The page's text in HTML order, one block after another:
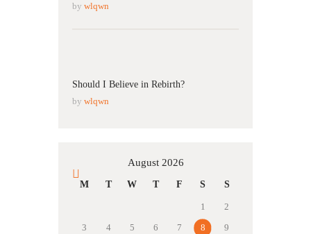
by wlqwn
Should I Believe in Rebirth?
by wlqwn
August 2026
M T W T F S S
1
2
3
4 5 6 7 8
9